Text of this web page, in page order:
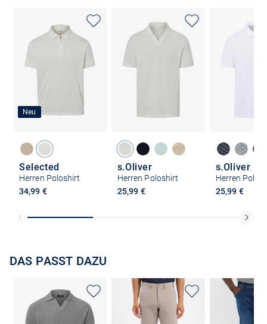
Neu
Selected
Herren Poloshirt
34,99 €
s.Oliver
Herren Poloshirt
25,99 €
s.Oliver
Herren
25,99 €
DAS PASST DAZU